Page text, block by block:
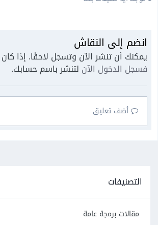
انضم إلى النقاش
يمكنك أن تنشر الآن وتسجل لاحقًا. إذا
فسجل الدخول الآن لتنشر باسم حسابك.
أضف تعليق
التصنيفات
مقالات برمجة عامة